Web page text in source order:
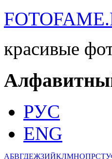
красивые
РУС
ENG
АБВГДЕЖЗИЙКЛМНОПРСТУ